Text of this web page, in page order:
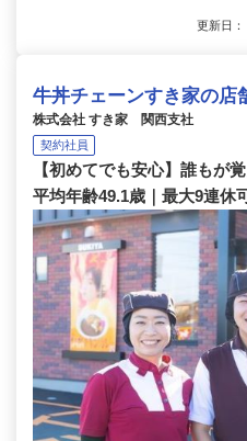
更新日
牛丼チェーンすき家の店
株式会社 すき家 関西支社
契約社員
【初めてでも安心】誰もが
平均年齢49.1歳｜最大9連休